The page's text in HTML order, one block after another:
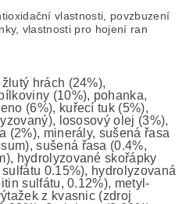
vlastnosti, povzbuzení
vlastnosti pro hojení ran
hrách (24%),
(10%), pohanka,
(6%), kuřecí tuk (5%),
lososový olej (3%),
(2%), minerály, sušená řasa
sušená řasa (0.4%,
hydrolyzované skořápky
0.15%), hydrolyzovaná
sulfátu, 0.12%), metyl-
z kvasnic (zdroj